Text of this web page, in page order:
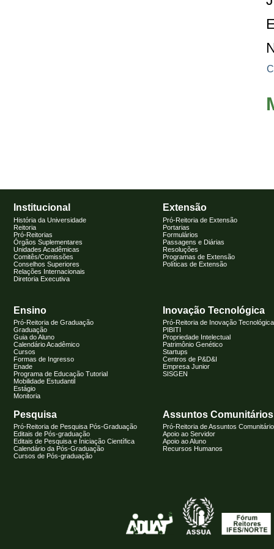
Institucional Extensão
História da Universidade
Reitoria
Pró-Reitorias
Órgãos Suplementares
Unidades Acadêmicas
Comitês/Comissões
Conselhos Superiores
Relações Internacionais
Diretoria Executiva
Pró-Reitoria de Extensão
Portarias
Formulários
Passagens e Diárias
Resoluções
Programas de Extensão
Políticas de Extensão
Ensino Inovação Tecnológica
Pró-Reitoria de Graduação
Graduação
Guia do Aluno
Calendário Acadêmico
Cursos
Formas de Ingresso
Enade
Programa de Educação Tutorial
Mobilidade Estudantil
Estágio
Monitoria
Pró-Reitoria de Inovação Tecnológica
PIBITI
Propriedade Intelectual
Patrimônio Genético
Startups
Centros de P&D&I
Empresa Junior
SISGEN
Pesquisa Assuntos Comunitários
Pró-Reitoria de Pesquisa Pós-Graduação
Editais de Pós-graduação
Editais de Pesquisa e Iniciação Científica
Calendário da Pós-Graduação
Cursos de Pós-graduação
Pró-Reitoria de Assuntos
Apoio ao Servidor
Apoio ao Aluno
Recursos Humanos